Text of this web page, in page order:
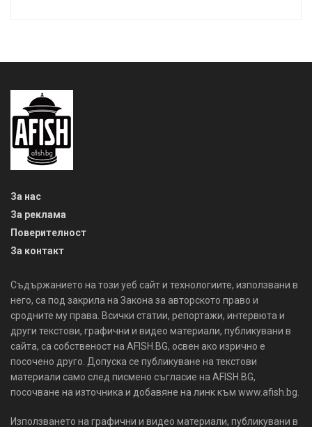
За нас
За реклама
Поверителност
За контакт
Съдържанието на този уеб сайт и технологиите, използвани в
него, са под закрила на Закона за авторското право и
сродните му права. Всички статии, репортажи, интервюта и
други текстови, графични и видео материали, публикувани в
сайта, са собственост на AFISH.BG, освен ако изрично е
посочено друго. Допуска се публикуване на текстови
материали само след писмено съгласие на AFISH.BG,
посочване на източника и добавяне на линк към www.afish.bg.
Използването на графични и видео материали, публикувани в